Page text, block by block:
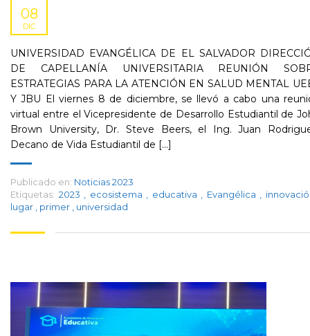
08
DIC
UNIVERSIDAD EVANGÉLICA DE EL SALVADOR
DE CAPELLANÍA UNIVERSITARIA REUNIÓN
ESTRATEGIAS PARA LA ATENCIÓN EN SALUD MENTAL
Y JBU El viernes 8 de diciembre, se llevó a cabo una
virtual entre el Vicepresidente de Desarrollo Estudiantil de
Brown University, Dr. Steve Beers, el Ing. Juan
Decano de Vida Estudiantil de [...]
Publicado en: Noticias 2023
Etiquetas: 2023 ecosistema educativa Evangélica
lugar
primer universidad